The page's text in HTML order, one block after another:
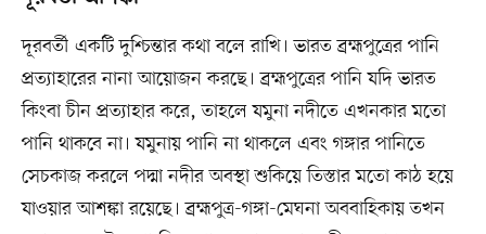
দূরবর্তী একটি দুশ্চিন্তার কথা বলে রাখি। ভারত ব্রহ্মপুত্রের পানি
প্রত্যাহারের নানা আয়োজন করছে। ব্রহ্মপুত্রের পানি যদি ভারত
কিংবা চীন প্রত্যাহার করে, তাহলে যমুনা নদীতে এখনকার মতো
পানি থাকবে না। যমুনায় পানি না থাকলে এবং গঙ্গার পানিতে
সেচকাজ করলে পদ্মা নদীর অবস্থা শুকিয়ে তিস্তার মতো কাঠ হয়ে
যাওয়ার আশঙ্কা রয়েছে। ব্রহ্মপুত্র-গঙ্গা-মেঘনা অববাহিকায় তখন